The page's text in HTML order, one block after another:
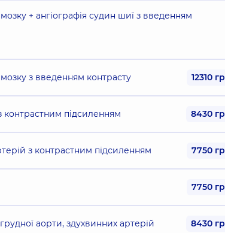
+ ангіографія судин шиї з введенням
з введенням контрасту 12310
контрастним підсиленням 8430
з контрастним підсиленням 7750
7750
аорти, здухвинних артерій 8430